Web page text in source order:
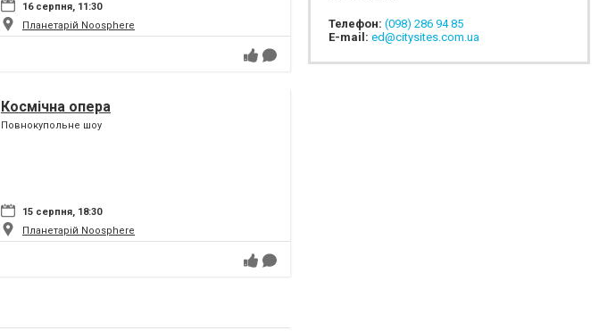
16 серпня, 11:30
Планетарій Noosphere
Космічна опера
Повнокупольне шоу
15 серпня, 18:30
Планетарій Noosphere
Телефон: (098) 286 94 85
E-mail: ed@citysites.com.ua